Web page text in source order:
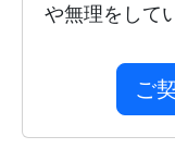
や無理をして
ご